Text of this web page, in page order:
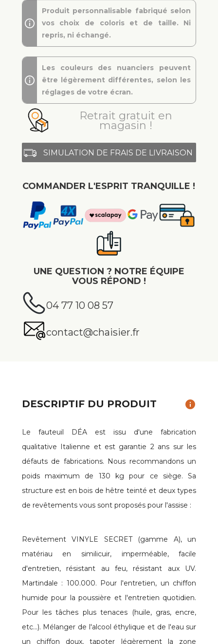
Produit personnalisable fabriqué selon
vos choix de coloris et de taille. Ni
repris, ni échangé.
Les couleurs des nuanciers peuvent
être légèrement différentes, selon les
réglages de votre écran.
Retrait gratuit en
magasin !
SIMULATION DE FRAIS DE LIVRAISON
COMMANDER L'ESPRIT TRANQUILLE !
UNE QUESTION ? NOTRE ÉQUIPE
VOUS RÉPOND !
04 77 10 08 57
contact@chaisier.fr
DESCRIPTIF DU PRODUIT info
Le fauteuil DÉA est issu d'une fabrication
qualitative Italienne et est garantie 2 ans sur les
défauts de fabrications. Nous recommandons un
poids maximum de 130 kg pour ce siège. Sa
structure est en bois de hêtre teinté et deux types
de revêtements vous sont proposés pour l'assise :
Revêtement VINYLE SECRET (gamme A), un
matériau en similicuir, imperméable, facile
d'entretien, résistant au feu, résistant aux UV.
Martindale : 100.000. Pour l'entretien, un chiffon
humide pour la poussière et l'entretien quotidien.
Pour les tâches plus tenaces (huile, gras, encre,
etc...). Mélanger de l'alcool éthylique et de l'eau sur
un chiffon doux, tapoter légèrement la zone